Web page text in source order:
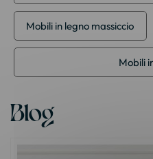
Mobili in legno massiccio
Mobili
Blog